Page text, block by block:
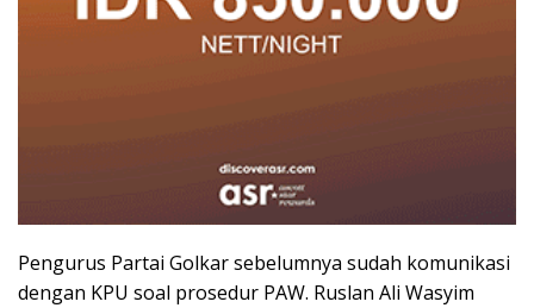
Pengurus Partai Golkar sebelumnya sudah komunikasi
dengan KPU soal prosedur PAW. Ruslan Ali Wasyim